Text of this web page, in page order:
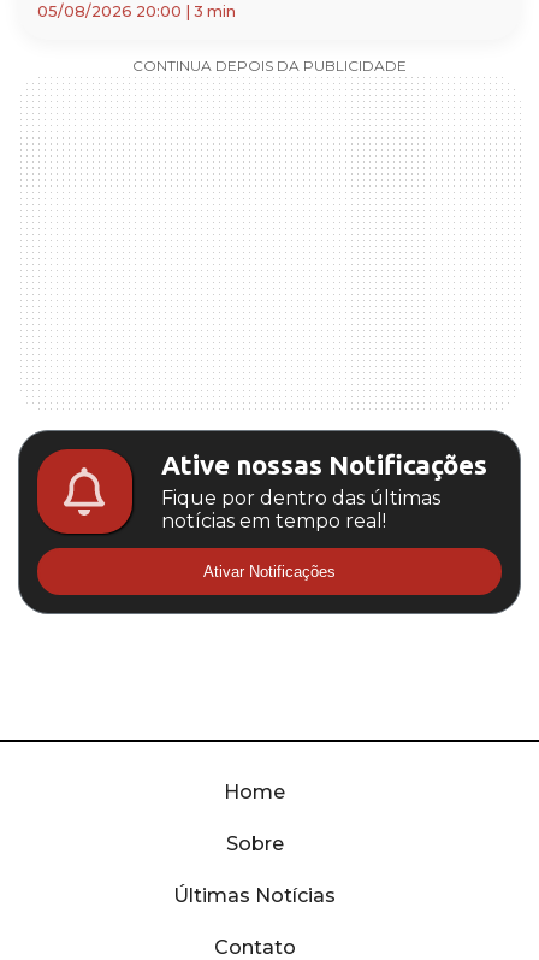
05/08/2026 20:00 | 3 min
CONTINUA DEPOIS DA PUBLICIDADE
Ative nossas Notificações
Fique por dentro das últimas
notícias em tempo real!
Ativar Notificações
Home
Sobre
Últimas Notícias
Contato